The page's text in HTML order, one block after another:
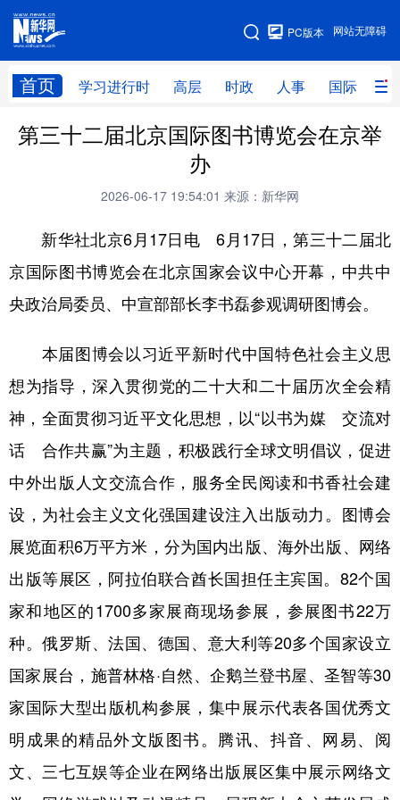
网站无障碍
PC版本
首页 学习进行时 高层 时政 人事 国际 财
网站地图
学习进行时 高层 时政 人事
科技 科创 量子 体育
文化 书画 健康 军事
法律 中央文件 金融 汽车
食品 人居 信息化 数字经济
彩票 娱乐 时尚 悦读
公益 一带一路 亚太网 上市公司
文化产业
地方频道
浙江 安徽 福建 江西
第三十二届北京国际图书博览会在京举
办
2026-06-17 19:54:01 来源：新华网
新华社北京6月17日电 6月17日，第三十二届北
京国际图书博览会在北京国家会议中心开幕，中共中
央政治局委员、中宣部部长李书磊参观调研图博会。
本届图博会以习近平新时代中国特色社会主义思
想为指导，深入贯彻党的二十大和二十届历次全会精
神，全面贯彻习近平文化思想，以“以书为媒 交流对
话 合作共赢”为主题，积极践行全球文明倡议，促进
中外出版人文交流合作，服务全民阅读和书香社会建
设，为社会主义文化强国建设注入出版动力。图博会
展览面积6万平方米，分为国内出版、海外出版、网络
出版等展区，阿拉伯联合酋长国担任主宾国。82个国
家和地区的1700多家展商现场参展，参展图书22万
种。俄罗斯、法国、德国、意大利等20多个国家设立
国家展台，施普林格·自然、企鹅兰登书屋、圣智等30
家国际大型出版机构参展，集中展示代表各国优秀文
明成果的精品外文版图书。腾讯、抖音、网易、阅
文、三七互娱等企业在网络出版展区集中展示网络文